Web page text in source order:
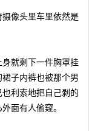
像头里车里依然是
就剩下一件胸罩挂
子内裤也被那个男
利索地把自己剥的
面有人偷窥。